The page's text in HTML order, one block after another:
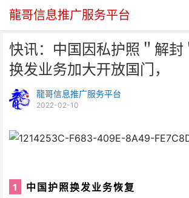
龍哥信息推广服务平台
快讯：中国因私护照＂解封
换发业务加大开放国门，
龍哥信息推广服务平台
2022-02-10
1 中国护照换发业务恢复
快讯：中国因私护照＂解封＂了